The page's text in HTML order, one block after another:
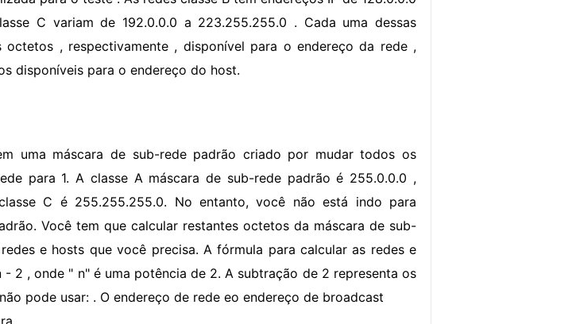
C variam de 192.0.0.0 a 223.255.255.0 . Cada uma dessas
, respectivamente , disponível para o endereço da rede ,
disponíveis para o endereço do host.
uma máscara de sub-rede padrão criado por mudar todos os
para 1. A classe A máscara de sub-rede padrão é 255.0.0.0 ,
C é 255.255.255.0. No entanto, você não está indo para
Você tem que calcular restantes octetos da máscara de sub-
e hosts que você precisa. A fórmula para calcular as redes e
- 2 , onde " n" é uma potência de 2. A subtração de 2 representa os
pode usar: . O endereço de rede eo endereço de broadcast